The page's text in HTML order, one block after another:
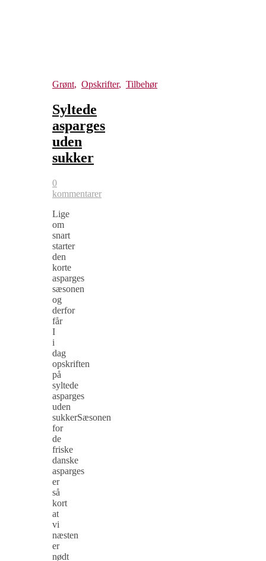
Grønt, Opskrifter, Tilbehør
Syltede
asparges
uden
sukker
0
kommentarer
Lige
om
snart
starter
den
korte
asparges
sæsonen
og
derfor
får
I
i
dag
opskriften
på
syltede
asparges
uden
sukkerSæsonen
for
de
friske
danske
asparges
er
så
kort
at
vi
næsten
er
nødt